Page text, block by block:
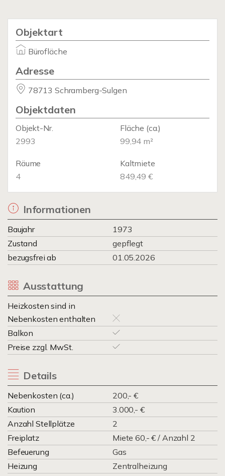
Objektart
Bürofläche
Adresse
78713 Schramberg-Sulgen
Objektdaten
Objekt-Nr.
2993
Fläche (ca.)
99,94 m²
Räume
4
Kaltmiete
849,49 €
Informationen
Baujahr
1973
Zustand
gepflegt
bezugsfrei ab
01.05.2026
Ausstattung
Heizkosten sind in
Nebenkosten enthalten
Balkon
Preise zzgl. MwSt.
Details
Nebenkosten (ca.)
200,- €
Kaution
3.000,- €
Anzahl Stellplätze
2
Freiplatz
Miete 60,- € / Anzahl 2
Befeuerung
Gas
Heizung
Zentralheizung